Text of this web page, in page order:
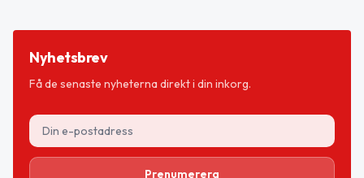
Nyhetsbrev
Få de senaste nyheterna direkt i din inkorg.
Prenumerera